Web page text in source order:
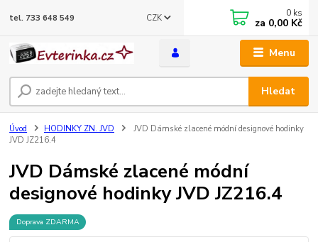
Menu
CZK
Hledat
tel. 733 648 549 0 ks
za 0,00 Kč
Úvod HODINKY ZN. JVD
JVD Dámské zlacené módní designové hodinky
JVD JZ216.4
JVD Dámské zlacené módní
designové hodinky JVD JZ216.4
Doprava ZDARMA